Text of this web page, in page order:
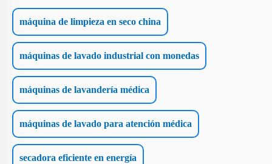
máquina de limpieza en seco china
máquinas de lavado industrial con monedas
máquinas de lavandería médica
máquinas de lavado para atención médica
secadora eficiente en energía